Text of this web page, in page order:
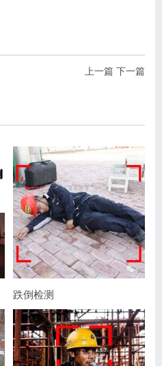
上一篇 下一篇
跌倒检测